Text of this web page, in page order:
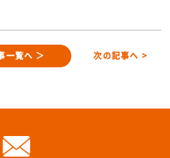
一覧へ ＞ 次の記事へ >